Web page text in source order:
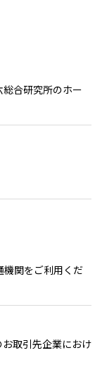
合研究所のホー
関をご利用くだ
取引先企業におけ